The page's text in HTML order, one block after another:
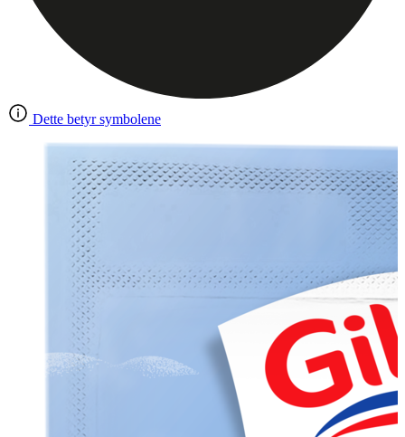
Dette betyr symbolene